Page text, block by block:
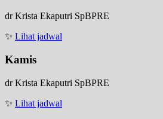
dr Krista Ekaputri SpBPRE
✨ Lihat jadwal
Kamis
dr Krista Ekaputri SpBPRE
✨ Lihat jadwal